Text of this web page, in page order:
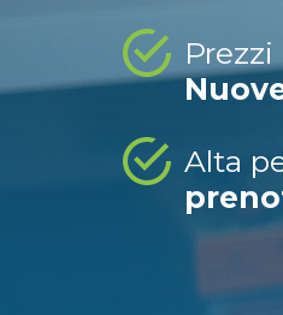
Alta